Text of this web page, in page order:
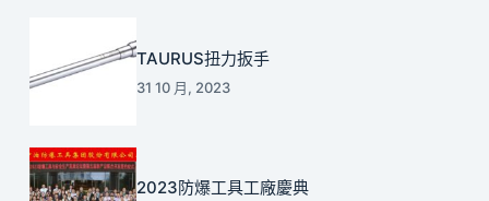
TAURUS扭力扳手
31 10 月, 2023
2023防爆工具工廠慶典